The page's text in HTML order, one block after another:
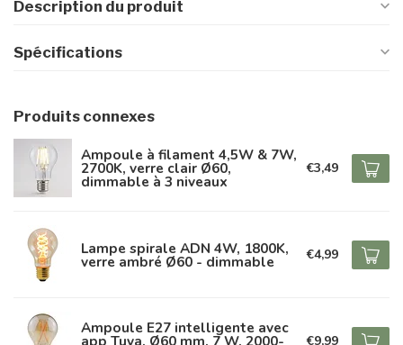
Description du produit
Spécifications
Produits connexes
Ampoule à filament 4,5W & 7W,
2700K, verre clair Ø60,
dimmable à 3 niveaux
€3,49
Lampe spirale ADN 4W, 1800K,
verre ambré Ø60 - dimmable €4,99
Ampoule E27 intelligente avec
app Tuya, Ø60 mm, 7 W, 2000- €9,99